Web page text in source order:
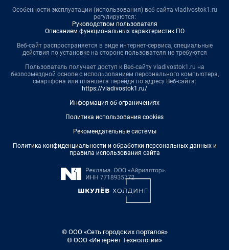
Особенности эксплуатации (использования) веб-сайта vladivostok1.ru
регулируются:
Руководством пользователя
Описанием функциональных характеристик ПО
Веб-сайт распространяется в виде интернет-сервиса, специальные
действия по установке на стороне пользователя не требуются
Пользователь получает доступ к Веб-сайту vladivostok1.ru на
безвозмездной основе с использованием персонального компьютера,
смартфона или планшета перейдя по адресу Веб-сайта:
https://vladivostok1.ru/
Информация об ограничениях
Политика использования cookies
Рекомендательные системы
Политика конфиденциальности и обработки персональных данных и
правила использования сайта
© ООО «Сеть городских порталов»
© ООО «Интернет Технологии»